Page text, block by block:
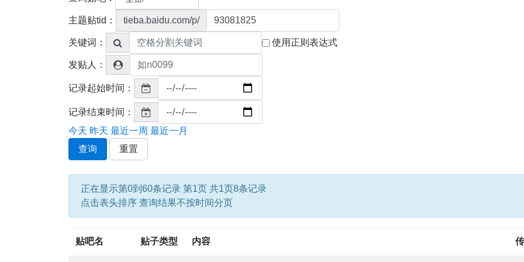
主题贴tid： tieba.baidu.com/p/
关键词： 使用正则表达式
发贴人：
记录起始时间：
记录结束时间：
今天 昨天 最近一周 最近一月
查询
重置
正在显示第0到60条记录 第1页 共1页8条记录
点击表头排序 查询结果不按时间分页
贴吧名 贴子类型 内容